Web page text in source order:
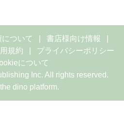
ついて
書店様向け情報
規約
プライバシーポリシー
について
Inc. All rights reserved.
the dino platform.